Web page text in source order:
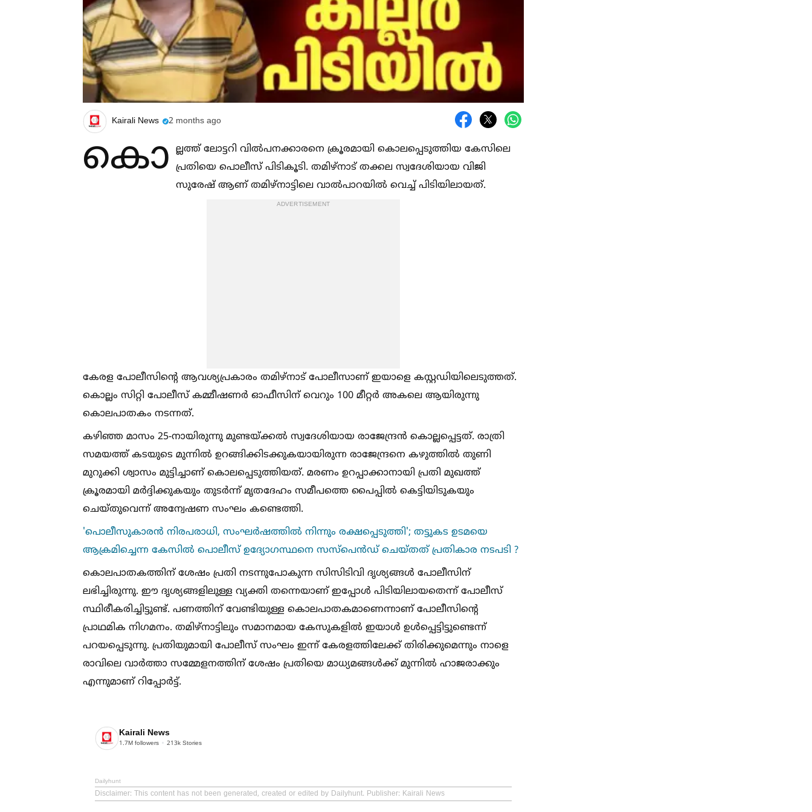
Kairali News 2 months ago
കൊ ല്ലത്ത് ലോട്ടറി വില്‍പനക്കാരനെ ക്രൂരമായി കൊലപ്പെടുത്തിയ കേസിലെ
പ്രതിയെ പൊലീസ് പിടികൂടി. തമിഴ്നാട് തക്കല സ്വദേശിയായ വിജി
സുരേഷ് ആണ് തമിഴ്നാട്ടിലെ വാല്‍പാറയില്‍ വെച്ച്‌ പിടിയിലായത്.
ADVERTISEMENT
കേരള പോലീസിന്റെ ആവശ്യപ്രകാരം തമിഴ്നാട് പോലീസാണ് ഇയാളെ കസ്റ്റഡിയിലെടുത്തത്.
കൊല്ലം സിറ്റി പോലീസ് കമ്മീഷണർ ഓഫീസിന് വെറും 100 മീറ്റർ അകലെ ആയിരുന്നു
കൊലപാതകം നടന്നത്.
കഴിഞ്ഞ മാസം 25-നായിരുന്നു മുണ്ടയ്ക്കല്‍ സ്വദേശിയായ രാജേന്ദ്രൻ കൊല്ലപ്പെട്ടത്. രാത്രി
സമയത്ത് കടയുടെ മുന്നില്‍ ഉറങ്ങിക്കിടക്കുകയായിരുന്ന രാജേന്ദ്രനെ കഴുത്തില്‍ തുണി
മുറുക്കി ശ്വാസം മുട്ടിച്ചാണ് കൊലപ്പെടുത്തിയത്. മരണം ഉറപ്പാക്കാനായി പ്രതി മുഖത്ത്
ക്രൂരമായി മർദ്ദിക്കുകയും തുടർന്ന് മൃതദേഹം സമീപത്തെ പൈപ്പില്‍ കെട്ടിയിടുകയും
ചെയ്തുവെന്ന് അന്വേഷണ സംഘം കണ്ടെത്തി.
'പൊലീസുകാരൻ നിരപരാധി, സംഘർഷത്തില്‍ നിന്നും രക്ഷപ്പെടുത്തി'; തട്ടുകട ഉടമയെ
ആക്രമിച്ചെന്ന കേസില്‍ പൊലീസ്‌ ഉദ്യോഗസ്ഥനെ സസ്പെൻഡ് ചെയ്തത് പ്രതികാര നടപടി ?
കൊലപാതകത്തിന് ശേഷം പ്രതി നടന്നുപോകുന്ന സിസിടിവി ദൃശ്യങ്ങള്‍ പോലീസിന്
ലഭിച്ചിരുന്നു. ഈ ദൃശ്യങ്ങളിലുള്ള വ്യക്തി തന്നെയാണ് ഇപ്പോള്‍ പിടിയിലായതെന്ന് പോലീസ്
സ്ഥിരീകരിച്ചിട്ടുണ്ട്. പണത്തിന് വേണ്ടിയുള്ള കൊലപാതകമാണെന്നാണ് പോലീസിന്റെ
പ്രാഥമിക നിഗമനം. തമിഴ്നാട്ടിലും സമാനമായ കേസുകളില്‍ ഇയാള്‍ ഉള്‍പ്പെട്ടിട്ടുണ്ടെന്ന്
പറയപ്പെടുന്നു. പ്രതിയുമായി പോലീസ് സംഘം ഇന്ന് കേരളത്തിലേക്ക് തിരിക്കുമെന്നും നാളെ
രാവിലെ വാർത്താ സമ്മേളനത്തിന് ശേഷം പ്രതിയെ മാധ്യമങ്ങള്‍ക്ക് മുന്നില്‍ ഹാജരാക്കും
എന്നുമാണ് റിപ്പോർട്ട്.
Kairali News
1.7M followers 213k Stories
Dailyhunt
Disclaimer: This content has not been generated, created or edited by Dailyhunt. Publisher: Kairali News